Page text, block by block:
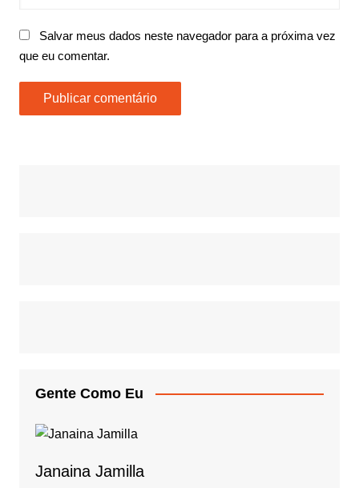
Salvar meus dados neste navegador para a próxima vez
que eu comentar.
Gente Como Eu
Janaina Jamilla